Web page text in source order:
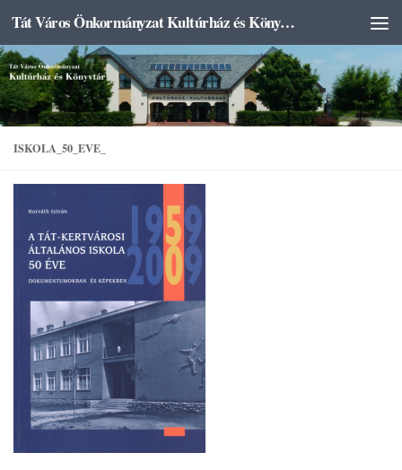
Skip to content Tát Város Önkormányzat Kultúrház és Könyvtár
ISKOLA_50_EVE_